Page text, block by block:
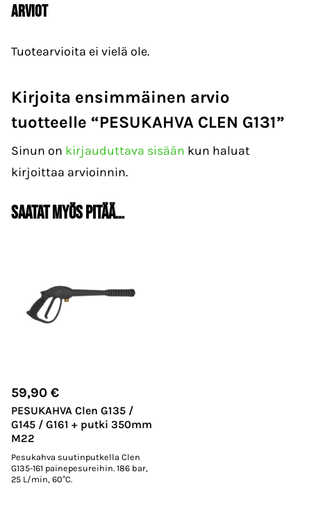
Arviot
Tuotearvioita ei vielä ole.
Kirjoita ensimmäinen arvio
tuotteelle “PESUKAHVA CLEN G131”
Sinun on kirjauduttava sisään kun haluat
kirjoittaa arvioinnin.
Saatat myös pitää…
59,90 €
PESUKAHVA Clen G135 /
G145 / G161 + putki 350mm
M22
Pesukahva suutinputkella Clen
G135-161 painepesureihin. 186 bar,
25 L/min, 60°C.